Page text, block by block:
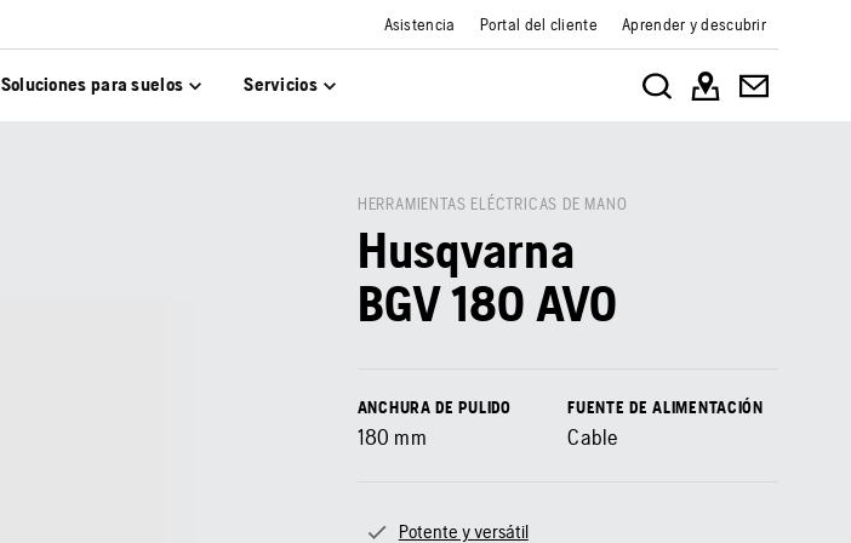
Asistencia Portal del cliente Aprender y descubrir
Soluciones para suelos Servicios
HERRAMIENTAS ELÉCTRICAS DE MANO
Husqvarna
BGV 180 AVO
ANCHURA DE PULIDO
180 mm
FUENTE DE ALIMENTACIÓN
Cable
Potente y versátil